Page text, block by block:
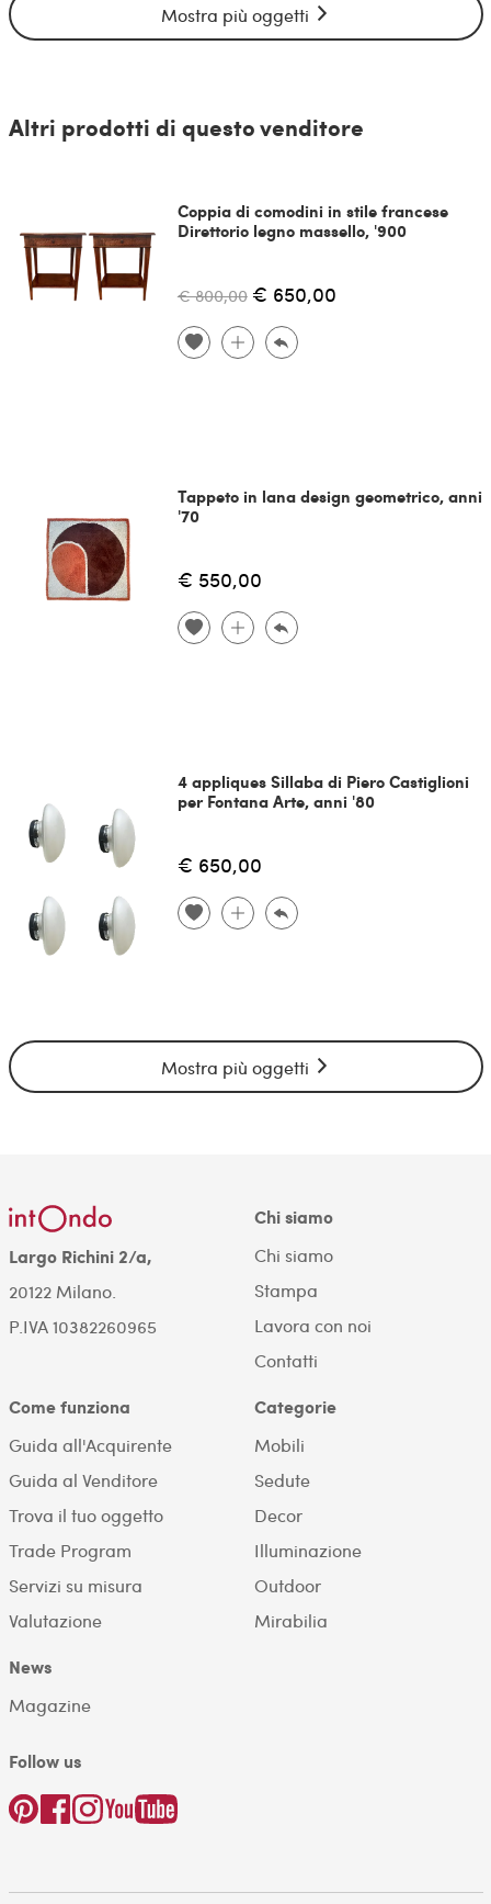
Mostra più oggetti
Altri prodotti di questo venditore
Coppia di comodini in stile francese
Direttorio legno massello, '900
€ 800,00 € 650,00
Tappeto in lana design geometrico, anni
'70
€ 550,00
4 appliques Sillaba di Piero Castiglioni
per Fontana Arte, anni '80
€ 650,00
Mostra più oggetti
Largo Richini 2/a,
20122 Milano.
P.IVA 10382260965
Chi siamo
Chi siamo
Stampa
Lavora con noi
Contatti
Come funziona
Guida all'Acquirente
Guida al Venditore
Trova il tuo oggetto
Trade Program
Servizi su misura
Valutazione
Categorie
Mobili
Sedute
Decor
Illuminazione
Outdoor
Mirabilia
News
Magazine
Follow us